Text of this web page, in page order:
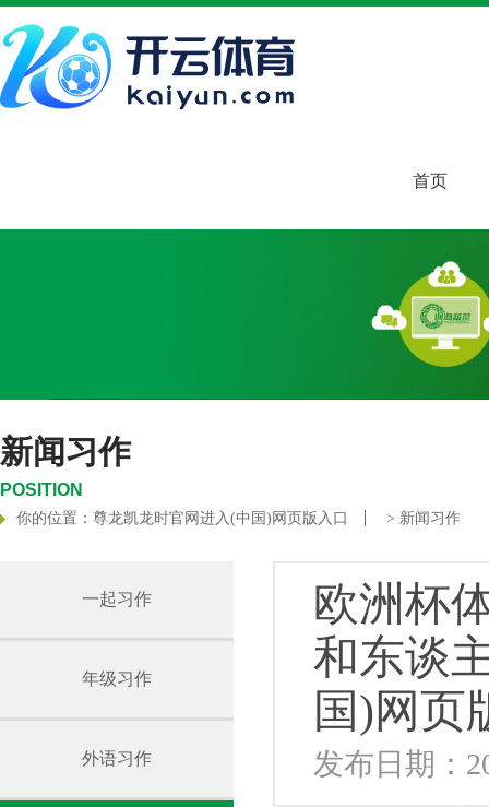
首页
新闻习作
POSITION
你的位置： 尊龙凯龙时官网进入(中国)网页版入口 > 新闻习作
一起习作
年级习作
外语习作
欧洲杯
和东谈
国)网页
发布日期：